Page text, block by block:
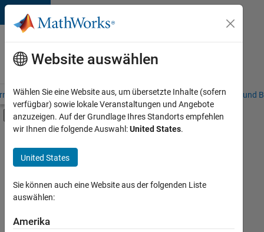
Weiter zum Inhalt
Karriere
bei
MathWorks
– Übersicht Stellensuche Niederlassungen Studierende und
Umschaltung für Off-Canvas-
Hauptinhalt
Praktika
Programm für Berufseinsteiger (EDG)
Business Applications and Tools
Quality Engineering
Release Engineering
+8
Derzeit
Website auswählen
Wählen Sie eine Website aus, um übersetzte Inhalte (sofern
verfügbar) sowie lokale Veranstaltungen und Angebote
anzuzeigen. Auf der Grundlage Ihres Standorts empfehlen
wir Ihnen die folgende Auswahl:United States.
United States
Sie können auch eine Website aus der folgenden Liste
auswählen:
Amerika